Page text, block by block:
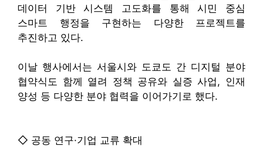
데이터 기반 시스템 고도화를 통해 시민 중심
스마트 행정을 구현하는 다양한 프로젝트를
추진하고 있다.
이날 행사에서는 서울시와 도쿄도 간 디지털 분야
협약식도 함께 열려 정책 공유와 실증 사업, 인재
양성 등 다양한 분야 협력을 이어가기로 했다.
◇ 공동 연구·기업 교류 확대